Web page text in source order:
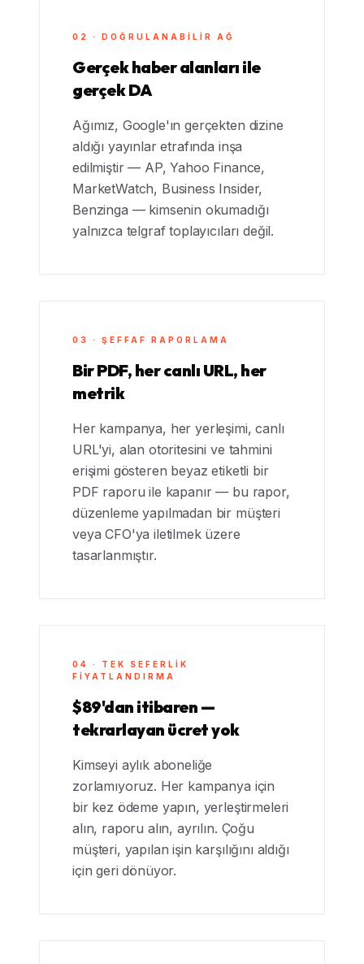
02 · DOĞRULANABILIR AĞ
Gerçek haber alanları ile
gerçek DA
Ağımız, Google'ın gerçekten dizine
aldığı yayınlar etrafında inşa
edilmiştir — AP, Yahoo Finance,
MarketWatch, Business Insider,
Benzinga — kimsenin okumadığı
yalnızca telgraf toplayıcıları değil.
03 · ŞEFFAF RAPORLAMA
Bir PDF, her canlı URL, her
metrik
Her kampanya, her yerleşimi, canlı
URL'yi, alan otoritesini ve tahmini
erişimi gösteren beyaz etiketli bir
PDF raporu ile kapanır — bu rapor,
düzenleme yapılmadan bir müşteri
veya CFO'ya iletilmek üzere
tasarlanmıştır.
04 · TEK SEFERLIK
FIYATLANDIRMA
$89'dan itibaren —
tekrarlayan ücret yok
Kimseyi aylık aboneliğe
zorlamıyoruz. Her kampanya için
bir kez ödeme yapın, yerleştirmeleri
alın, raporu alın, ayrılın. Çoğu
müşteri, yapılan işin karşılığını aldığı
için geri dönüyor.